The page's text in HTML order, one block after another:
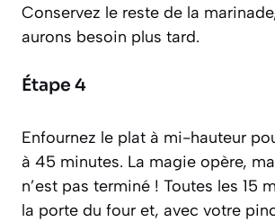
Conservez le reste de la
aurons besoin plus tard.
Étape 4
Enfournez le plat à mi-hauteur
à 45 minutes. La magie opère,
n’est pas terminé ! Toutes les 15
la porte du four et, avec votre